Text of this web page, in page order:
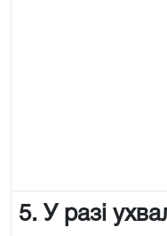
5. У разі